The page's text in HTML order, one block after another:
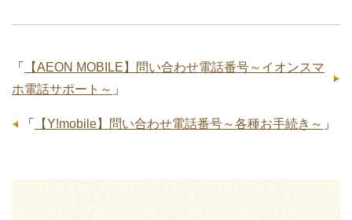
「
【AEON MOBILE】問い合わせ電話番号～イオンスマ
ホ電話サポート～ 」
「 【Y!mobile】問い合わせ電話番号～各種お手続き～ 」